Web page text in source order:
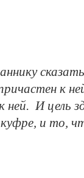
к
И цель
и то,